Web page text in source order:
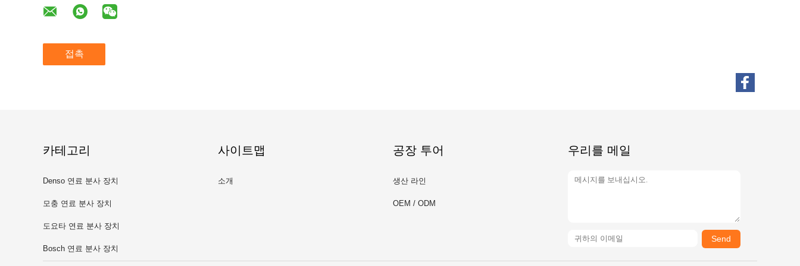
접촉
카테고리
Denso 연료 분사 장치
모충 연료 분사 장치
도요타 연료 분사 장치
Bosch 연료 분사 장치
사이트맵
소개
공장 투어
생산 라인
OEM / ODM
우리를 메일
Send